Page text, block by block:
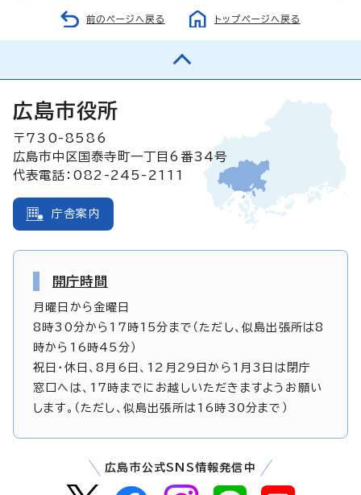
前のページへ戻る トップページへ戻る
広島市役所
〒730-8586
広島市中区国泰寺町一丁目6番34号
代表電話：082-245-2111
庁舎案内
開庁時間
月曜日から金曜日
8時30分から17時15分まで（ただし、似島出張所は8
時から16時45分）
祝日・休日、8月6日、12月29日から1月3日は閉庁
窓口へは、17時までにお越しいただきますようお願い
します。（ただし、似島出張所は16時30分まで）
広島市公式SNS情報発信中